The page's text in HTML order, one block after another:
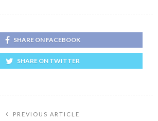
SHARE ON FACEBOOK
SHARE ON TWITTER
PREVIOUS ARTICLE